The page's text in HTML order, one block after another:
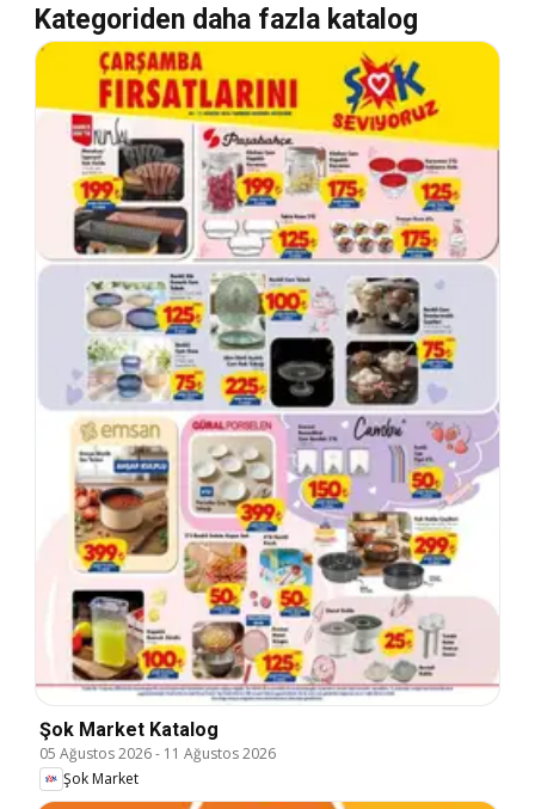
Kategoriden daha fazla katalog
Şok Market Katalog
05 Ağustos 2026- 11 Ağustos 2026
Şok Market